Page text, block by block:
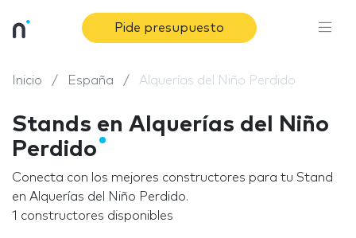
Pide presupuesto
Inicio España Alquerías del Niño Perdido
Stands en Alquerías del Niño
Perdido
Conecta con los mejores constructores para tu Stand
en Alquerías del Niño Perdido.
1 constructores disponibles